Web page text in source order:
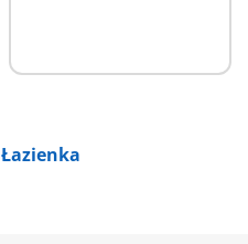
Łazienka